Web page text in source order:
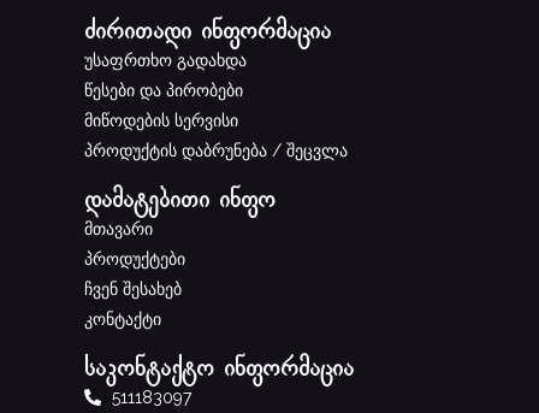
ძირითადი ინფორმაცია
უსაფრთხო გადახდა
წესები და პირობები
მიწოდების სერვისი
პროდუქტის დაბრუნება / შეცვლა
დამატებითი ინფო
მთავარი
პროდუქტები
ჩვენ შესახებ
კონტაქტი
საკონტაქტო ინფორმაცია
511183097